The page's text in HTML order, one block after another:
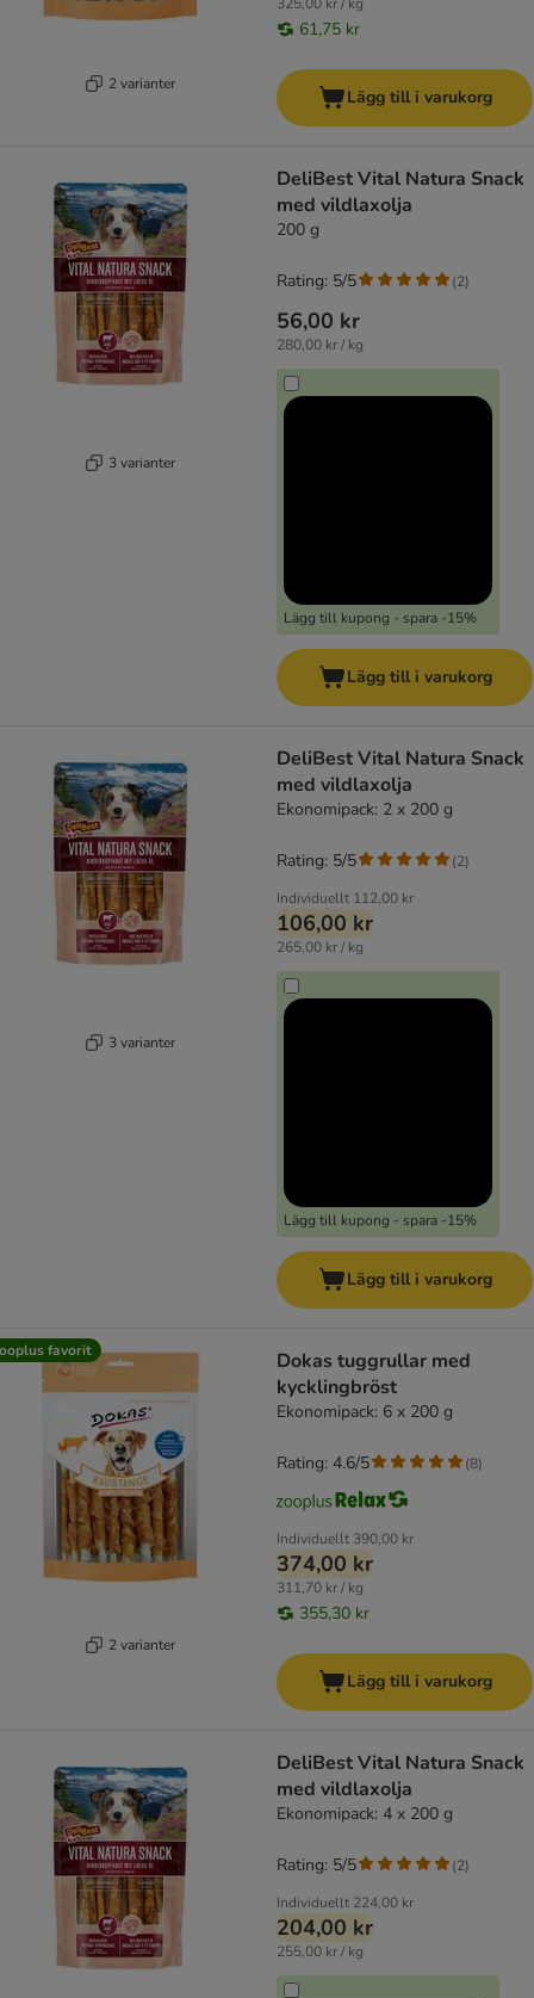
2 varianter
61,75 kr
Lägg till i varukorg
3 varianter
DeliBest Vital Natura Snack
med vildlaxolja
200 g
56,00 kr
280,00 kr / kg
Lägg till kupong - spara -15%
Rating: 5/5 (2)
Lägg till i varukorg
3 varianter
DeliBest Vital Natura Snack
med vildlaxolja
Ekonomipack: 2 x 200 g
Individuellt 112,00 kr
106,00 kr
265,00 kr / kg
Lägg till kupong - spara -15%
Rating: 5/5 (2)
Lägg till i varukorg
favorit
2 varianter
Dokas tuggrullar med
kycklingbröst
Ekonomipack: 6 x 200 g
Individuellt 390,00 kr
374,00 kr
311,70 kr / kg
355,30 kr
Rating: 4.6/5 (8)
Lägg till i varukorg
DeliBest Vital Natura Snack
med vildlaxolja
Ekonomipack: 4 x 200 g
Individuellt 224,00 kr
204,00 kr
255,00 kr / kg
Rating: 5/5 (2)